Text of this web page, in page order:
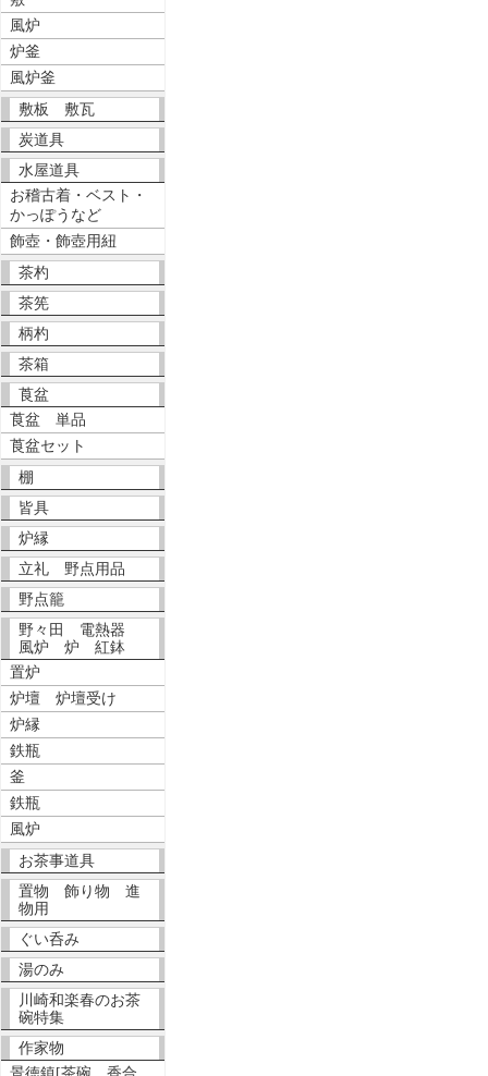
風炉
炉釜
風炉釜
敷板 敷瓦
炭道具
水屋道具
お稽古着・ベスト・
かっぽうなど
飾壺・飾壺用紐
茶杓
茶筅
柄杓
茶箱
莨盆
莨盆 単品
莨盆セット
棚
皆具
炉縁
立礼 野点用品
野点籠
野々田 電熱器
風炉 炉 紅鉢
置炉
炉壇 炉壇受け
炉縁
鉄瓶
釜
鉄瓶
風炉
お茶事道具
置物 飾り物 進
物用
ぐい呑み
湯のみ
川崎和楽春のお茶
碗特集
作家物